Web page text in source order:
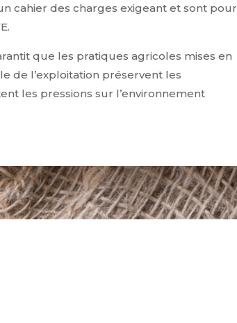
cahier des charges exigeant et sont pour
que les pratiques agricoles mises en
de l’exploitation préservent les
les pressions sur l’environnement